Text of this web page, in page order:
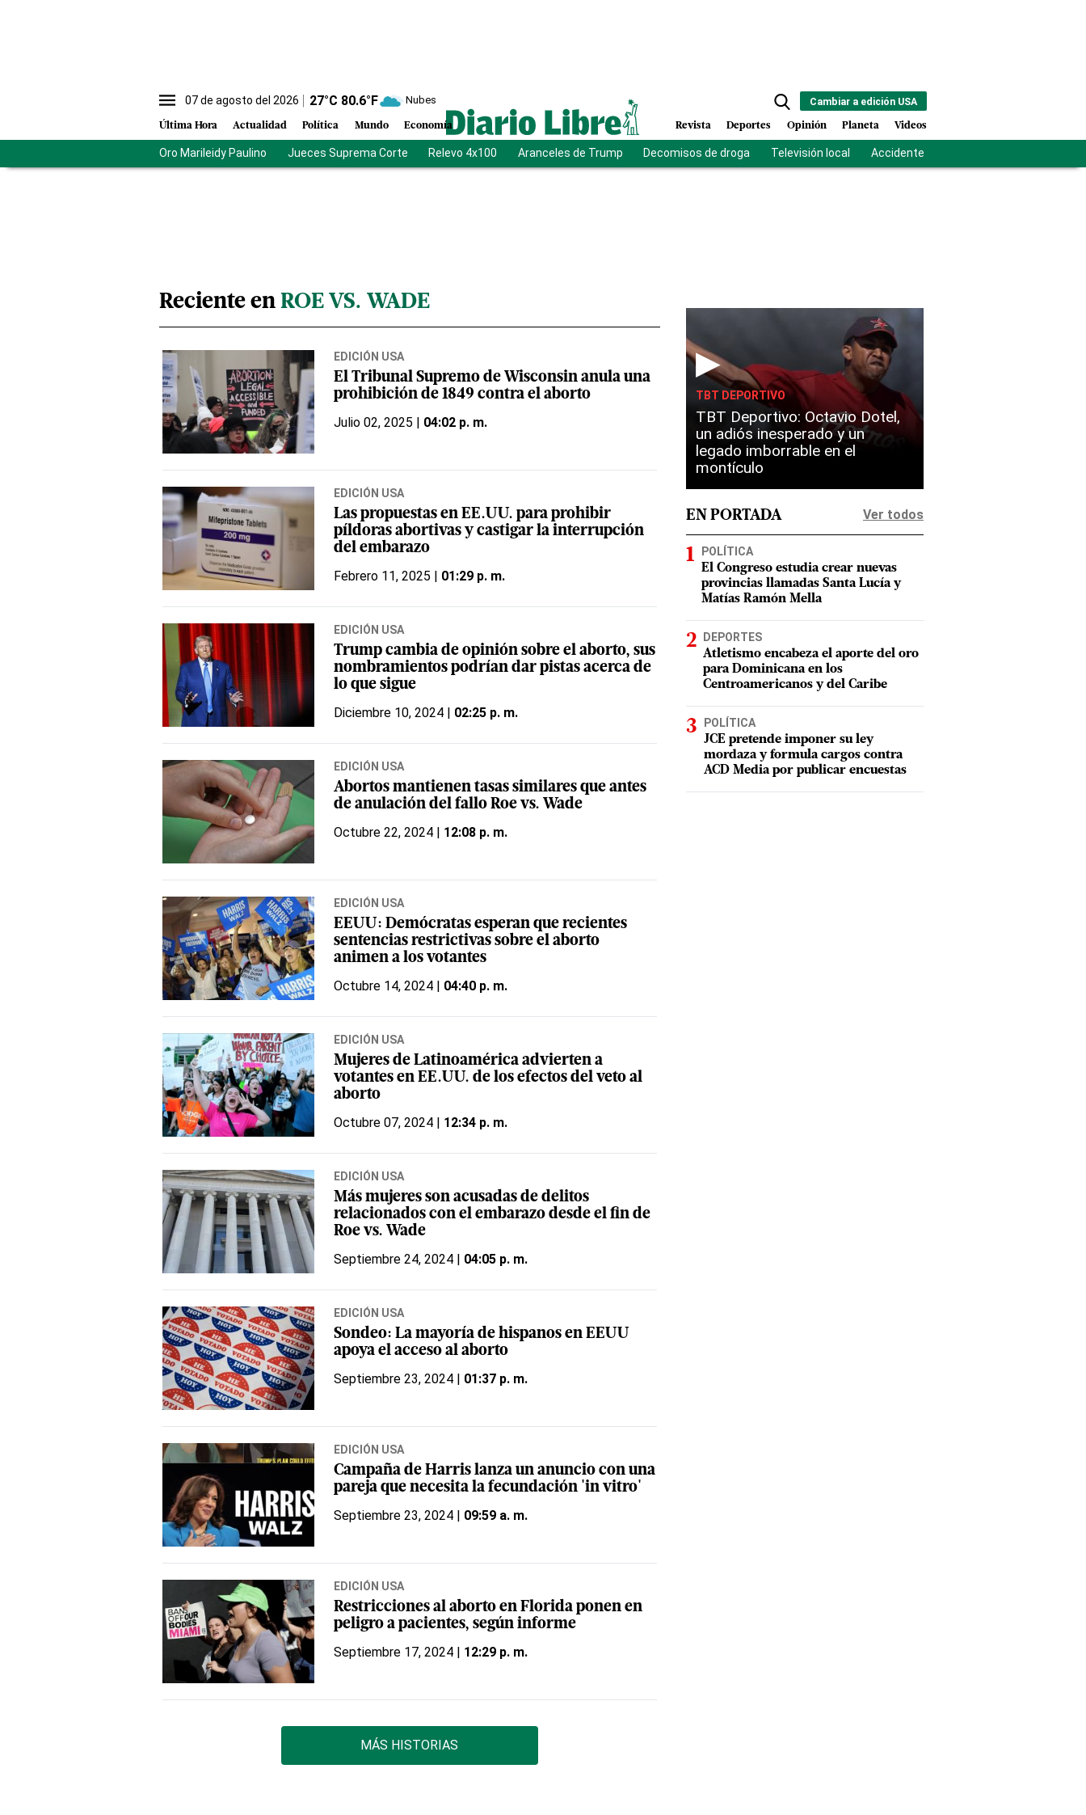
07 de agosto del 2026 27°C 80.6°F Nubes
Última Hora Actualidad Política Mundo Economía
Cambiar a edición USA
Revista Deportes Opinión Planeta Videos
Oro Marileidy Paulino Jueces Suprema Corte Relevo 4x100 Aranceles de Trump Decomisos de droga Televisión local Accidente Los Ríos
Reciente en ROE VS. WADE
EDICIÓN USA
El Tribunal Supremo de Wisconsin anula una
prohibición de 1849 contra el aborto
Julio 02, 2025 | 04:02 p. m.
EDICIÓN USA
Las propuestas en EE.UU. para prohibir
píldoras abortivas y castigar la interrupción
del embarazo
Febrero 11, 2025 | 01:29 p. m.
EDICIÓN USA
Trump cambia de opinión sobre el aborto, sus
nombramientos podrían dar pistas acerca de
lo que sigue
Diciembre 10, 2024 | 02:25 p. m.
EDICIÓN USA
Abortos mantienen tasas similares que antes
de anulación del fallo Roe vs. Wade
Octubre 22, 2024 | 12:08 p. m.
EDICIÓN USA
EEUU: Demócratas esperan que recientes
sentencias restrictivas sobre el aborto
animen a los votantes
Octubre 14, 2024 | 04:40 p. m.
EDICIÓN USA
Mujeres de Latinoamérica advierten a
votantes en EE.UU. de los efectos del veto al
aborto
Octubre 07, 2024 | 12:34 p. m.
EDICIÓN USA
Más mujeres son acusadas de delitos
relacionados con el embarazo desde el fin de
Roe vs. Wade
Septiembre 24, 2024 | 04:05 p. m.
EDICIÓN USA
Sondeo: La mayoría de hispanos en EEUU
apoya el acceso al aborto
Septiembre 23, 2024 | 01:37 p. m.
EDICIÓN USA
Campaña de Harris lanza un anuncio con una
pareja que necesita la fecundación 'in vitro'
Septiembre 23, 2024 | 09:59 a. m.
EDICIÓN USA
Restricciones al aborto en Florida ponen en
peligro a pacientes, según informe
Septiembre 17, 2024 | 12:29 p. m.
MÁS HISTORIAS
▶
TBT DEPORTIVO
TBT Deportivo: Octavio Dotel,
un adiós inesperado y un
legado imborrable en el
montículo
EN PORTADA Ver todos
POLÍTICA
El Congreso estudia crear nuevas
provincias llamadas Santa Lucía y
Matías Ramón Mella
DEPORTES
Atletismo encabeza el aporte del oro
para Dominicana en los
Centroamericanos y del Caribe
POLÍTICA
JCE pretende imponer su ley
mordaza y formula cargos contra
ACD Media por publicar encuestas